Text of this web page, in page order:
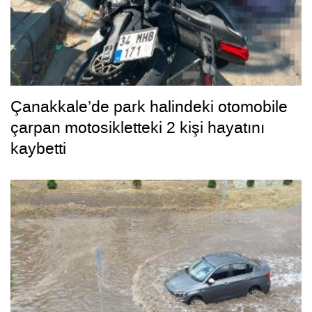
Çanakkale’de park halindeki otomobile
çarpan motosikletteki 2 kişi hayatını
kaybetti